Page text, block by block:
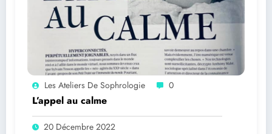
Les Ateliers De Sophrologie 0
L’appel au calme
20 Décembre 2022